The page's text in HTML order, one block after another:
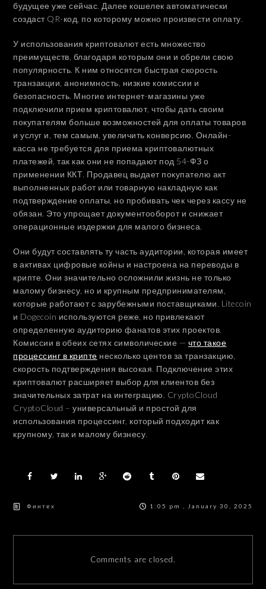
будущее уже сейчас. Далее кошелек автоматически
создаст QR-код, по которому можно произвести оплату.
У использования криптовалют есть множество
преимуществ, благодаря которым они и обрели свою
популярность. К ним относятся быстрая скорость
транзакции, анонимность, низкие комиссии и
безопасность. Многие интернет-магазины уже
подключили прием криптовалют, чтобы дать своим
покупателям больше возможностей для оплаты товаров
и услуг и, тем самым, увеличить конверсию. Онлайн-
касса не требуется для приема криптовалютных
платежей, так как они не попадают под 54-ФЗ о
применении ККТ. Продавец выдает покупателю акт
выполненных работ или товарную накладную как
подтверждение оплаты, но пробивать чек через кассу не
обязан. Это упрощает документооборот и снижает
операционные издержки для малого бизнеса.
Они будут составлять ту часть аудитории, которая имеет
в активах цифровые койны и настроена на переводы в
крипте. Они значительно осложнили жизнь не только
малому бизнесу, но и крупным предпринимателям,
которые работают с зарубежными поставщиками. Litecoin
и Dogecoin используются реже, но привлекают
определенную аудиторию фанатов этих проектов.
Комиссии в обеих сетях символические — что такое
процессинг в крипте несколько центов за транзакцию,
скорость подтверждения высокая. Подключение этих
криптовалют расширяет выбор для клиентов без
значительных затрат на интеграцию. CryptoCloud
CryptoCloud – универсальный и простой для
использования процессинг, который подходит как
крупному, так и малому бизнесу.
Финтех 1:05 pm , January 30, 2025
Comments are closed.